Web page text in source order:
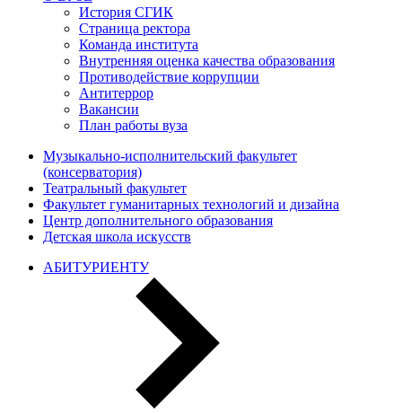
История СГИК
Страница ректора
Команда института
Внутренняя оценка качества образования
Противодействие коррупции
Антитеррор
Вакансии
План работы вуза
Музыкально-исполнительский факультет
(консерватория)
Театральный факультет
Факультет гуманитарных технологий и дизайна
Центр дополнительного образования
Детская школа искусств
АБИТУРИЕНТУ